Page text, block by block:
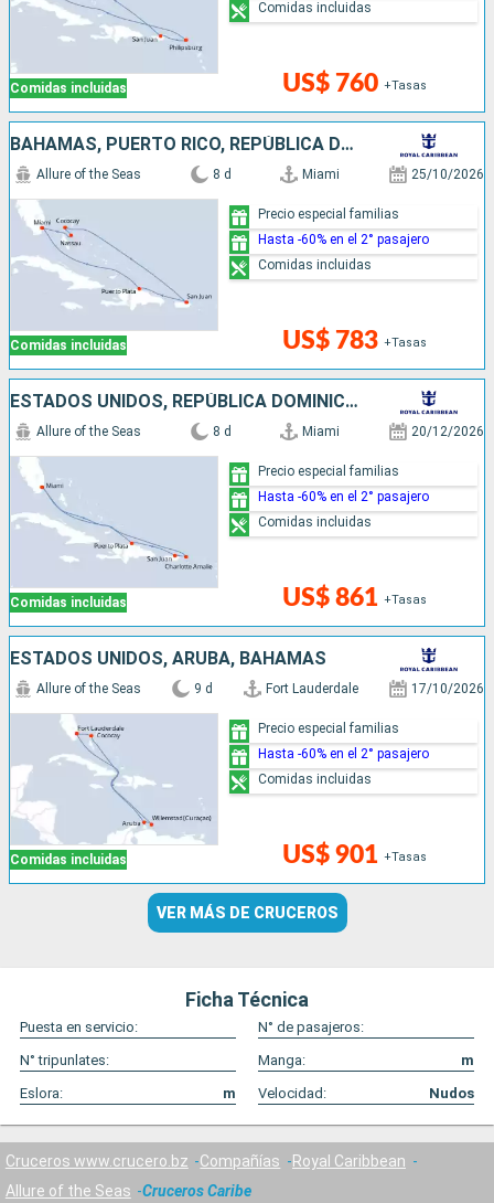
Comidas incluidas US$ 760 +Tasas
Comidas incluidas
BAHAMAS, PUERTO RICO, REPÚBLICA DOMINICANA, ESTADOS UNIDOS
Comidas incluidas
Allure of the Seas 8 d Miami 25/10/2026
US$ 783 +Tasas
Precio especial familias
Hasta -60% en el 2° pasajero
Comidas incluidas
ESTADOS UNIDOS, REPÚBLICA DOMINICANA, PUERTO RICO
Comidas incluidas
Allure of the Seas 8 d Miami 20/12/2026
US$ 861 +Tasas
Precio especial familias
Hasta -60% en el 2° pasajero
Comidas incluidas
ESTADOS UNIDOS, ARUBA, BAHAMAS
Comidas incluidas
Allure of the Seas 9 d Fort Lauderdale 17/10/2026
US$ 901 +Tasas
Precio especial familias
Hasta -60% en el 2° pasajero
Comidas incluidas
VER MÁS DE CRUCEROS
Ficha Técnica
Puesta en servicio:
N° de pasajeros:
N° tripunlates:
Manga:
m
Eslora:
m Velocidad: Nudos
Cruceros www.crucero.bz Compañías
Royal Caribbean
Allure of the Seas
Cruceros Caribe